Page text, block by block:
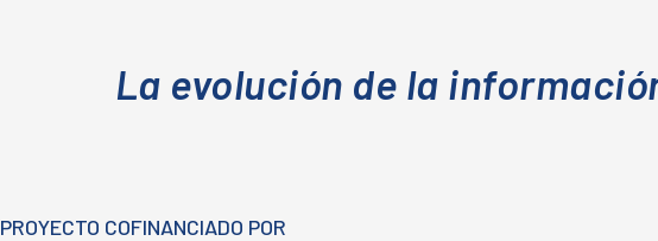
La evolución de la
PROYECTO COFINANCIADO POR